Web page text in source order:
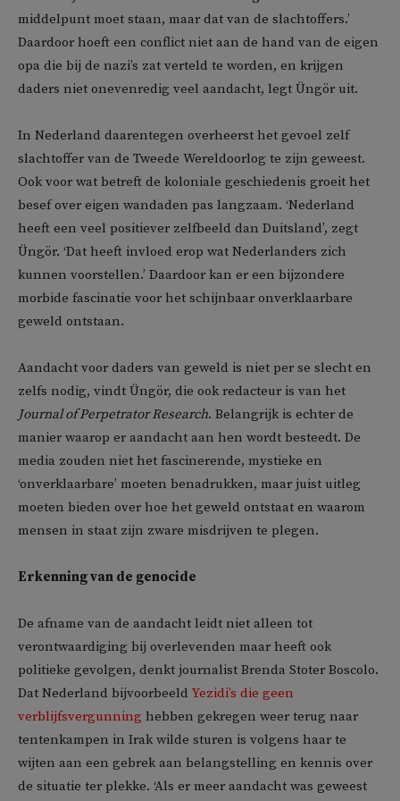
middelpunt moet staan, maar dat van de slachtoffers.’
Daardoor hoeft een conflict niet aan de hand van de eigen
opa die bij de nazi’s zat verteld te worden, en krijgen
daders niet onevenredig veel aandacht, legt Üngör uit.
In Nederland daarentegen overheerst het gevoel zelf
slachtoffer van de Tweede Wereldoorlog te zijn geweest.
Ook voor wat betreft de koloniale geschiedenis groeit het
besef over eigen wandaden pas langzaam. ‘Nederland
heeft een veel positiever zelfbeeld dan Duitsland’, zegt
Üngör. ‘Dat heeft invloed erop wat Nederlanders zich
kunnen voorstellen.’ Daardoor kan er een bijzondere
morbide fascinatie voor het schijnbaar onverklaarbare
geweld ontstaan.
Aandacht voor daders van geweld is niet per se slecht en
zelfs nodig, vindt Üngör, die ook redacteur is van het
Journal of Perpetrator Research. Belangrijk is echter de
manier waarop er aandacht aan hen wordt besteedt. De
media zouden niet het fascinerende, mystieke en
‘onverklaarbare’ moeten benadrukken, maar juist uitleg
moeten bieden over hoe het geweld ontstaat en waarom
mensen in staat zijn zware misdrijven te plegen.
Erkenning van de genocide
De afname van de aandacht leidt niet alleen tot
verontwaardiging bij overlevenden maar heeft ook
politieke gevolgen, denkt journalist Brenda Stoter Boscolo.
Dat Nederland bijvoorbeeld Yezidi’s die geen
verblijfsvergunning hebben gekregen weer terug naar
tentenkampen in Irak wilde sturen is volgens haar te
wijten aan een gebrek aan belangstelling en kennis over
de situatie ter plekke. ‘Als er meer aandacht was geweest